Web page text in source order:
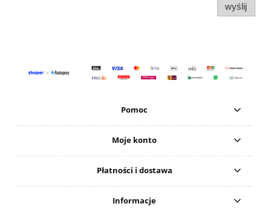
wyślij
Pomoc
Moje konto
Płatności i dostawa
Informacje